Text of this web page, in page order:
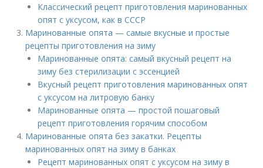
Классический рецепт приготовления маринованных
опят с уксусом, как в СССР
Маринованные опята — самые вкусные и простые
рецепты приготовления на зиму
Маринованные опята: самый вкусный рецепт на
зиму без стерилизации с эссенцией
Вкусный рецепт приготовления маринованных опят
с уксусом на литровую банку
Маринованные опята — простой пошаговый
рецепт приготовления горячим способом
Маринованные опята без закатки. Рецепты
маринованных опят на зиму в банках
Рецепт маринованных опят с уксусом на зиму в